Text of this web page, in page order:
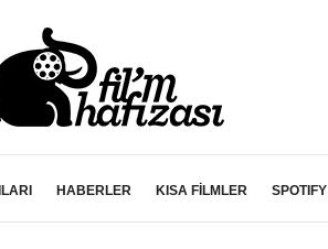
HABERLER KISA FİLMLER SPOTIFY